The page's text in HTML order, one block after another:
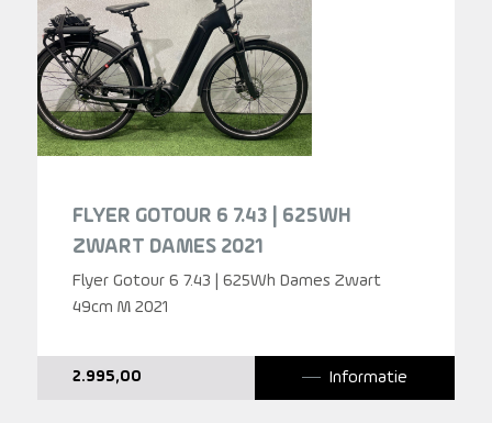
FLYER GOTOUR 6 7.43 | 625WH
ZWART DAMES 2021
Flyer Gotour 6 7.43 | 625Wh Dames Zwart
49cm M 2021
2.995,00 Informatie